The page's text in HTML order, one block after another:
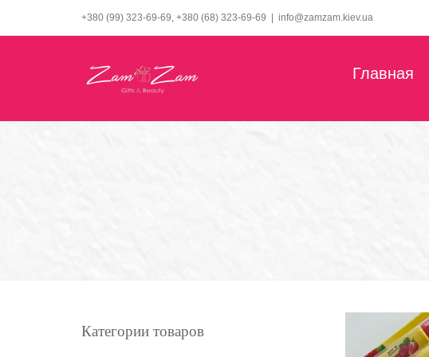
to
+380 (99) 323-69-69, +380 (68) 323-69-69 info@zamzam.kiev.ua
Главная
Категории товаров